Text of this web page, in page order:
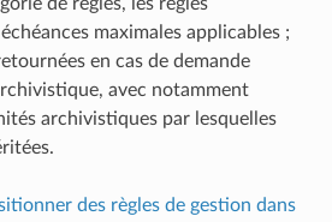
maximales applicables ;
en cas de demande
avec notamment
archivistiques par lesquelles
des règles de gestion dans